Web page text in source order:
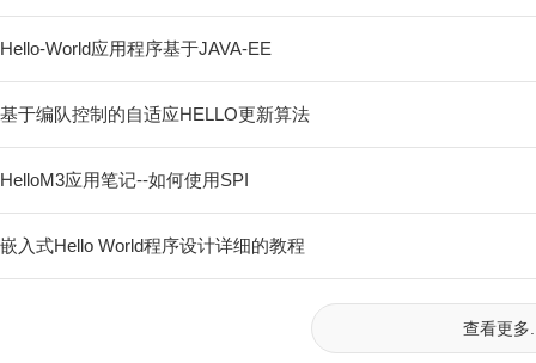
Hello-World应用程序基于JAVA-EE
基于编队控制的自适应HELLO更新算法
HelloM3应用笔记--如何使用SPI
嵌入式Hello World程序设计详细的教程
查看更多